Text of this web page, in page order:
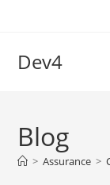
Dev4
Blog
> Assurance >